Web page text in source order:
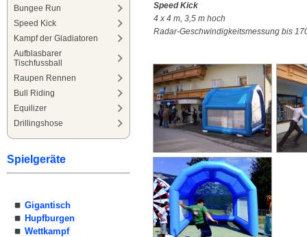
Bungee Run
Speed Kick
Kampf der Gladiatoren
Aufblasbarer
Tischfussball
Raupen Rennen
Bull Riding
Equilizer
Drillingshose
Spielgeräte
Gigantisch
Hupfburgen
Wettkampf
Speed Kick
4 x 4 m, 3,5 m hoch
Radar-Geschwindigkeitsmessung bis